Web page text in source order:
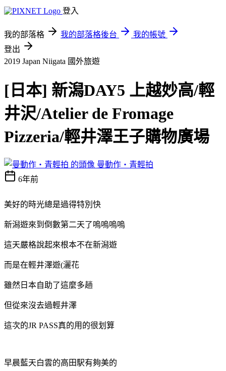
登入
我的部落格 我的部落格後台
我的帳號
登出
2019 Japan Niigata 國外旅遊
[日本] 新潟DAY5 上越妙高/輕
井沢/Atelier de Fromage
Pizzeria/輕井澤王子購物廣場
曼動作‧青輕拍
6年前
美好的時光總是過得特別快
新潟遊來到倒數第二天了嗚嗚嗚嗚
這天嚴格說起來根本不在新潟遊
而是在輕井澤遊(灑花
雖然日本自助了這麼多趟
但從來沒去過輕井澤
這次的JR PASS真的用的很划算
早晨藍天白雲的高田駅有夠美的